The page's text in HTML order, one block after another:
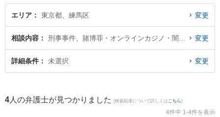
索もでき便利です。特に秋和法律事務所の秋和 雄一弁護士や大泉学園法律事務
所の久保田 育大弁護士、ハート法律事務所の竹村 鮎子弁護士のプロフィール情
『賭博罪・オンラインカジノのトラブル解決の実績豊富な近くの弁護士を検索
したい』『初回相談無料で賭博罪・オンラインカジノを法律相談できる練馬区
内の弁護士に相談予約したい』などでお困りの相談者さんにおすすめです。
エリア 東京都、練馬区 変更
相談内容 変更
詳細条件 未選択 変更
4 人の弁護士が見つかりました (検索結果について詳しくは こちら)
4件中 1-4件を表示